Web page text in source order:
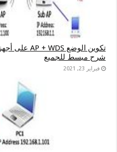
شرح مبسط للجميع
فبراير 23, 2021